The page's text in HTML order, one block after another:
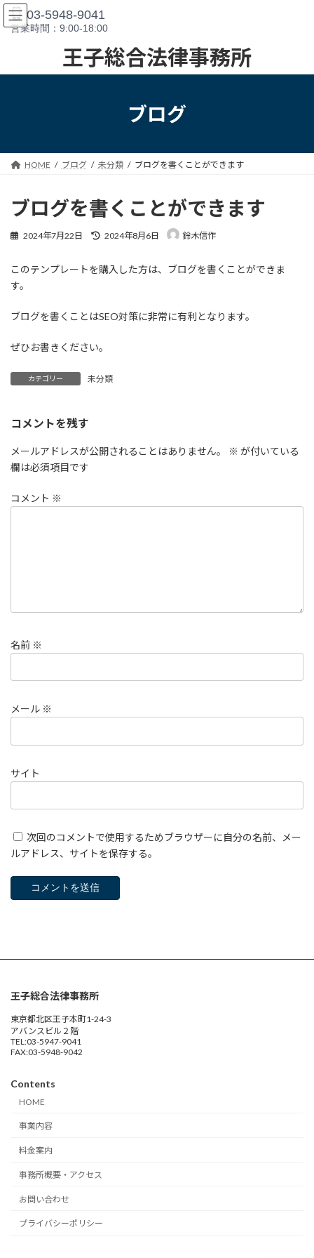
コ
ン
へ
ナ
ビ
ョ
03-5948-9041
営業時間：9:00-18:00
王子総合法律事務所
ブログ
HOME ブログ 未分類 ブログを書くことができます
ブログを書くことができます
2024年7月22日
最
新
2024年8月6日 鈴木信作
このテンプレートを購入した方は、ブログを書くことができま
す。
ブログを書くことはSEO対策に非常に有利となります。
ぜひお書きください。
カテゴリー 未分類
コメントを残す
メールアドレスが公開されることはありません。 ※ が付いている
欄は必須項目です
コメント ※
名前 ※
メール ※
サイト
次回のコメントで使用するためブラウザーに自分の名前、メー
ルアドレス、サイトを保存する。
王子総合法律事務所
東京都北区王子本町1-24-3
アバンスビル２階
TEL:03-5947-9041
FAX:03-5948-9042
Contents
HOME
事業内容
料金案内
事務所概要・アクセス
お問い合わせ
プライバシーポリシー